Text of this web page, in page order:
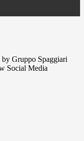
Gruppo Spaggiari
Social Media